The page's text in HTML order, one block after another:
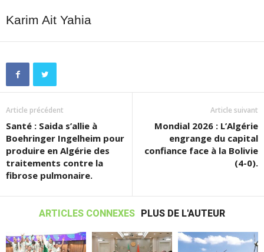
Karim Ait Yahia
Article précédent
Santé : Saida s’allie à
Boehringer Ingelheim pour
produire en Algérie des
traitements contre la
fibrose pulmonaire.
Article suivant
Mondial 2026 : L’Algérie
engrange du capital
confiance face à la Bolivie
(4-0).
ARTICLES CONNEXES PLUS DE L'AUTEUR